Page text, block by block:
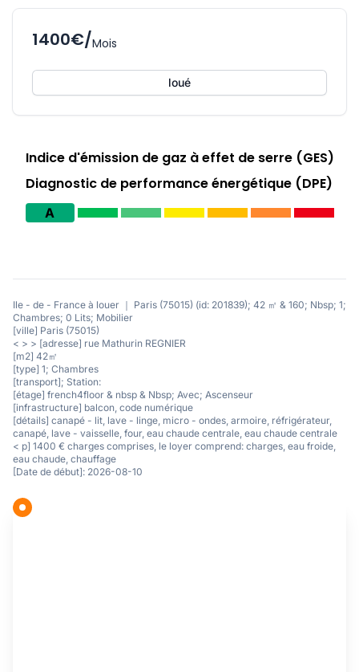
1400€/Mois
loué
Indice d'émission de gaz à effet de serre (GES)
Diagnostic de performance énergétique (DPE)
A
Ile - de - France à louer ｜ Paris (75015) (id: 201839); 42 ㎡ & 160; Nbsp; 1;
Chambres; 0 Lits; Mobilier
[ville] Paris (75015)
< > > [adresse] rue Mathurin REGNIER
[m2] 42㎡
[type] 1; Chambres
[transport]; Station:
[étage] french4floor & nbsp & Nbsp; Avec; Ascenseur
[infrastructure] balcon, code numérique
[détails] canapé - lit, lave - linge, micro - ondes, armoire, réfrigérateur,
canapé, lave - vaisselle, four, eau chaude centrale, eau chaude centrale
< p] 1400 € charges comprises, le loyer comprend: charges, eau froide,
eau chaude, chauffage
[Date de début]: 2026-08-10